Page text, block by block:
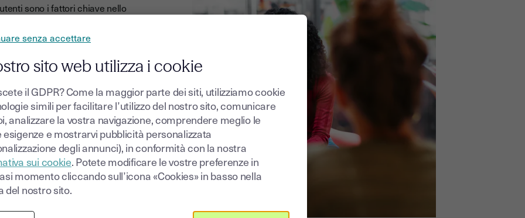
sono i fattori chiave nello
lavora ogni giorno per
cliente più semplice,
il cuore dell’evoluzione della
costantemente i nostri
come utente. Youtrust offre
, accessibile a tutti
negli scambi e nei
dal tuo computer
firma
senza accettare
sito web utilizza i cookie
il GDPR? Come la maggior parte dei siti, utilizziamo cookie
simili per facilitare l’utilizzo del nostro sito, comunicare
analizzare la vostra navigazione, comprendere meglio le
esigenze e mostrarvi pubblicità personalizzata
degli annunci), in conformità con la nostra
sui cookie. Potete modificare le vostre preferenze in
momento cliccando sull’icona «Cookies» in basso nella
del nostro sito.